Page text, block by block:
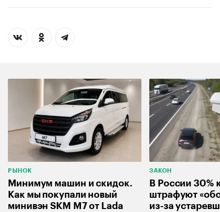
РЫНОК
Минимум машин и скидок.
Как мы покупали новый
минивэн SKM M7 от Lada
ЗАКОН
В России 30%
штрафуют
из-за